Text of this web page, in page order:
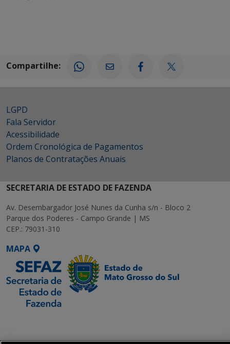
Compartilhe:
LGPD
Fala Servidor
Acessibilidade
Ordem Cronológica de Pagamentos
Planos de Contratações Anuais
SECRETARIA DE ESTADO DE FAZENDA
Av. Desembargador José Nunes da Cunha s/n - Bloco 2
Parque dos Poderes - Campo Grande | MS
CEP.: 79031-310
MAPA